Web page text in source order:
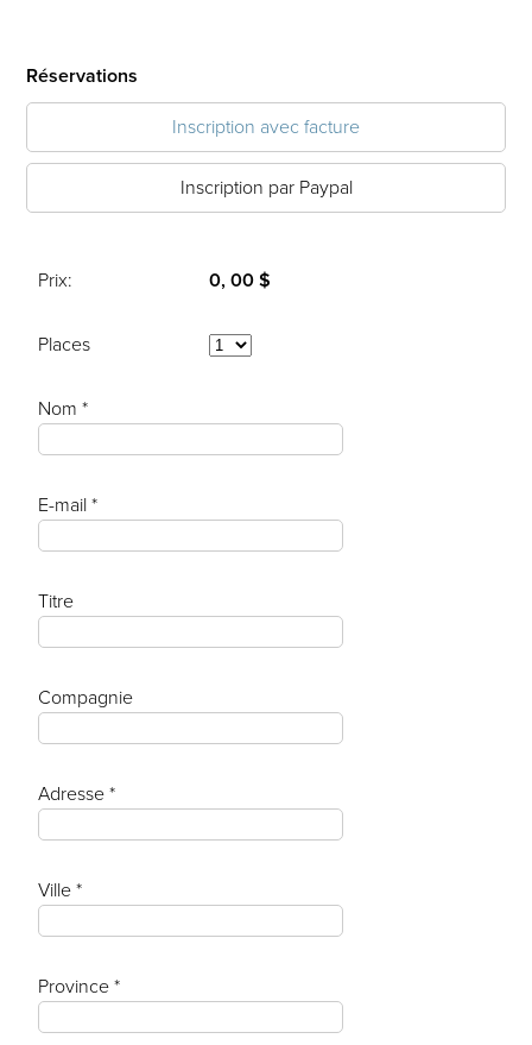
Réservations
Inscription avec facture
Inscription par Paypal
Prix: 0, 00 $
Places
Nom *
E-mail *
Titre
Compagnie
Adresse *
Ville *
Province *